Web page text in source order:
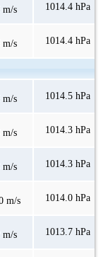
m/s 1014.4 hPa
m/s 1014.4 hPa
m/s 1014.5 hPa
m/s 1014.3 hPa
m/s 1014.3 hPa
m/s 1014.0 hPa
m/s 1013.7 hPa